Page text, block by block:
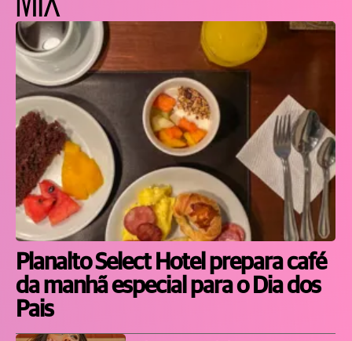
Planalto Select Hotel prepara café
da manhã especial para o Dia dos
Pais